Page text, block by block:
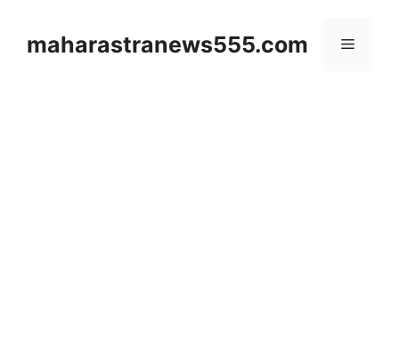
contentmaharastranews555.com Menu